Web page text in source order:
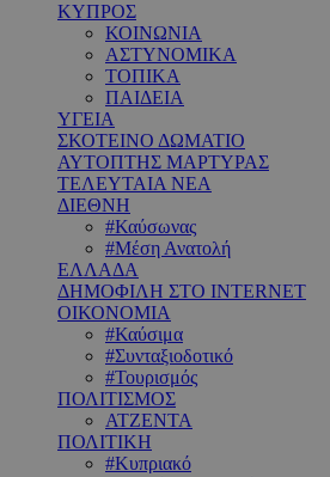
ΚΥΠΡΟΣ
ΚΟΙΝΩΝΙΑ
ΑΣΤΥΝΟΜΙΚΑ
ΤΟΠΙΚΑ
ΠΑΙΔΕΙΑ
ΥΓΕΙΑ
ΣΚΟΤΕΙΝΟ ΔΩΜΑΤΙΟ
ΑΥΤΟΠΤΗΣ ΜΑΡΤΥΡΑΣ
ΤΕΛΕΥΤΑΙΑ ΝΕΑ
ΔΙΕΘΝΗ
#Καύσωνας
#Μέση Ανατολή
ΕΛΛΑΔΑ
ΔΗΜΟΦΙΛΗ ΣΤΟ INTERNET
ΟΙΚΟΝΟΜΙΑ
#Καύσιμα
#Συνταξιοδοτικό
#Τουρισμός
ΠΟΛΙΤΙΣΜΟΣ
ΑΤΖΕΝΤΑ
ΠΟΛΙΤΙΚΗ
#Κυπριακό